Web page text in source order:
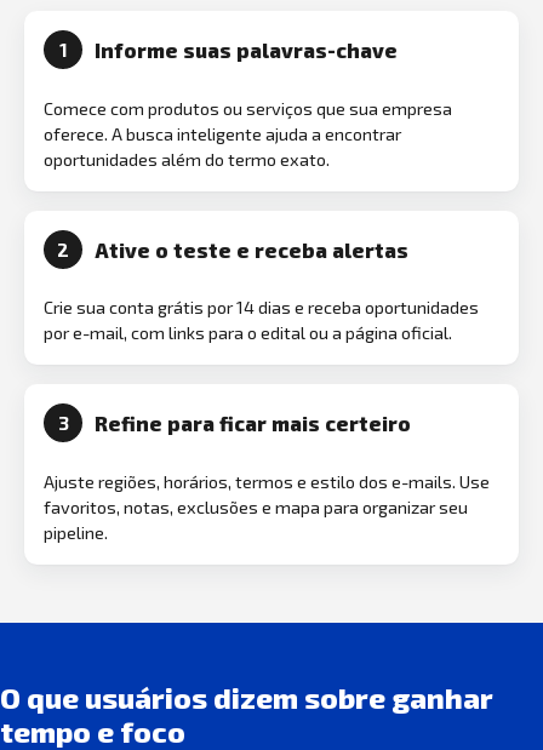
1 Informe suas palavras-chave
Comece com produtos ou serviços que sua empresa
oferece. A busca inteligente ajuda a encontrar
oportunidades além do termo exato.
2 Ative o teste e receba alertas
Crie sua conta grátis por 14 dias e receba oportunidades
por e-mail, com links para o edital ou a página oficial.
3 Refine para ficar mais certeiro
Ajuste regiões, horários, termos e estilo dos e-mails. Use
favoritos, notas, exclusões e mapa para organizar seu
pipeline.
O que usuários dizem sobre ganhar
tempo e foco